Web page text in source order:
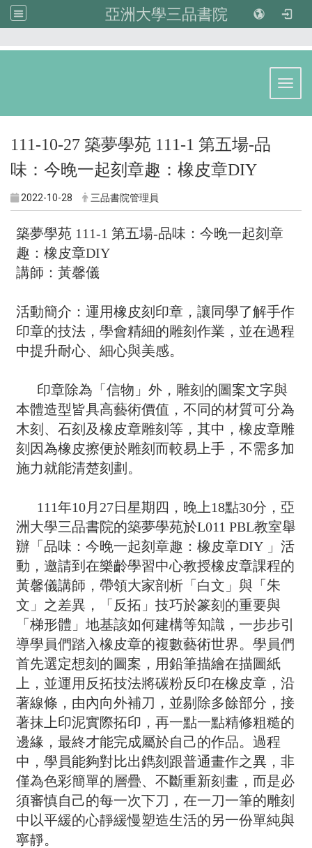
亞洲大學三品書院
111-10-27 築夢學苑 111-1 第五場-品
味：今晚一起刻章趣：橡皮章DIY
2022-10-28 三品書院管理員
築夢學苑 111-1 第五場-品味：今晚一起刻章
趣：橡皮章DIY
講師：黃馨儀
活動簡介： 運用橡皮刻印章，讓同學了解手作
印章的技法，學會精細的雕刻作業，並在過程
中提升耐心、細心與美感。
印章除為「信物」外，雕刻的圖案文字與
本體造型皆具高藝術價值，不同的材質可分為
木刻、石刻及橡皮章雕刻等，其中，橡皮章雕
刻因為橡皮擦便於雕刻而較易上手，不需多加
施力就能清楚刻劃。
111年10月27日星期四，晚上18點30分，亞
洲大學三品書院的築夢學苑於L011 PBL教室舉
辦「品味：今晚一起刻章趣：橡皮章DIY 」活
動，邀請到在樂齡學習中心教授橡皮章課程的
黃馨儀講師，帶領大家剖析「白文」與「朱
文」之差異，「反拓」技巧於篆刻的重要與
「梯形體」地基該如何建構等知識，一步步引
導學員們踏入橡皮章的複數藝術世界。學員們
首先選定想刻的圖案，用鉛筆描繪在描圖紙
上，並運用反拓技法將碳粉反印在橡皮章，沿
著線條，由內向外補刀，並剔除多餘部分，接
著抹上印泥實際拓印，再一點一點精修粗糙的
邊緣，最終才能完成屬於自己的作品。過程
中，學員能夠對比出鐫刻跟普通畫作之異，非
僅為色彩簡單的層疊、不斷重新刻畫，而是必
須審慎自己的每一次下刀，在一刀一筆的雕刻
中以平緩的心靜緩慢塑造生活的另一份單純與
寧靜。